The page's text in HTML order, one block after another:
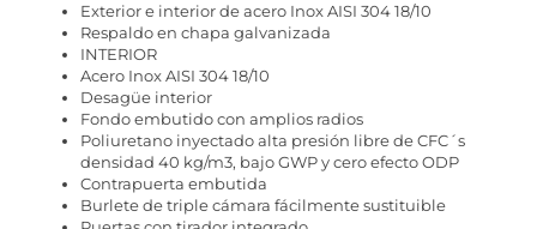
Exterior e interior de acero Inox AISI 304 18/10
Respaldo en chapa galvanizada
INTERIOR
Acero Inox AISI 304 18/10
Desagüe interior
Fondo embutido con amplios radios
Poliuretano inyectado alta presión libre de CFC´s
densidad 40 kg/m3, bajo GWP y cero efecto ODP
Contrapuerta embutida
Burlete de triple cámara fácilmente sustituible